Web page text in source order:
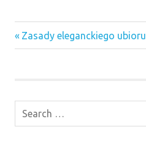
samochód
ślub
Nawigacja
Previous
Post:
Zasady eleganckiego ubioru